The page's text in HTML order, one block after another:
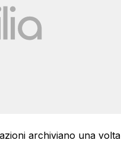
archiviano una